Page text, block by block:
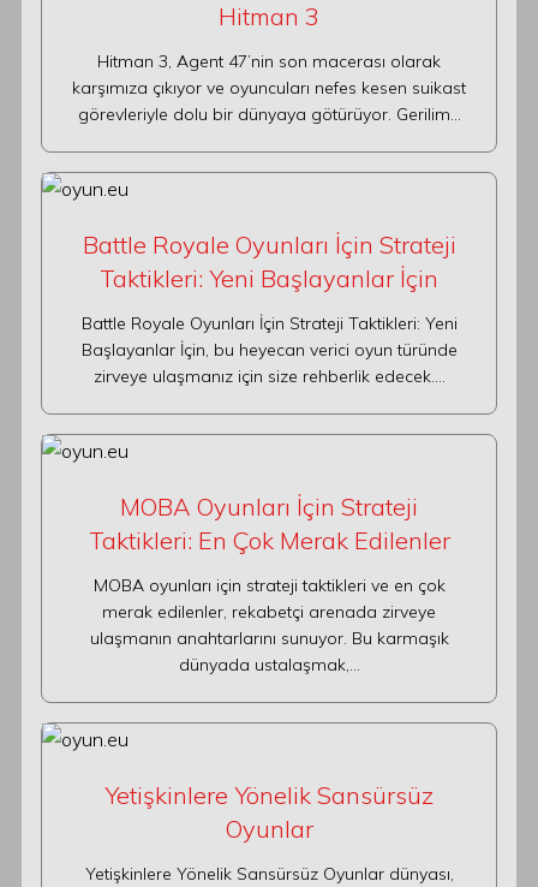
Hitman 3
Hitman 3, Agent 47’nin son macerası olarak
karşımıza çıkıyor ve oyuncuları nefes kesen suikast
görevleriyle dolu bir dünyaya götürüyor. Gerilim…
Battle Royale Oyunları İçin Strateji
Taktikleri: Yeni Başlayanlar İçin
Battle Royale Oyunları İçin Strateji Taktikleri: Yeni
Başlayanlar İçin, bu heyecan verici oyun türünde
zirveye ulaşmanız için size rehberlik edecek.…
MOBA Oyunları İçin Strateji
Taktikleri: En Çok Merak Edilenler
MOBA oyunları için strateji taktikleri ve en çok
merak edilenler, rekabetçi arenada zirveye
ulaşmanın anahtarlarını sunuyor. Bu karmaşık
dünyada ustalaşmak,…
Yetişkinlere Yönelik Sansürsüz
Oyunlar
Yetişkinlere Yönelik Sansürsüz Oyunlar dünyası,